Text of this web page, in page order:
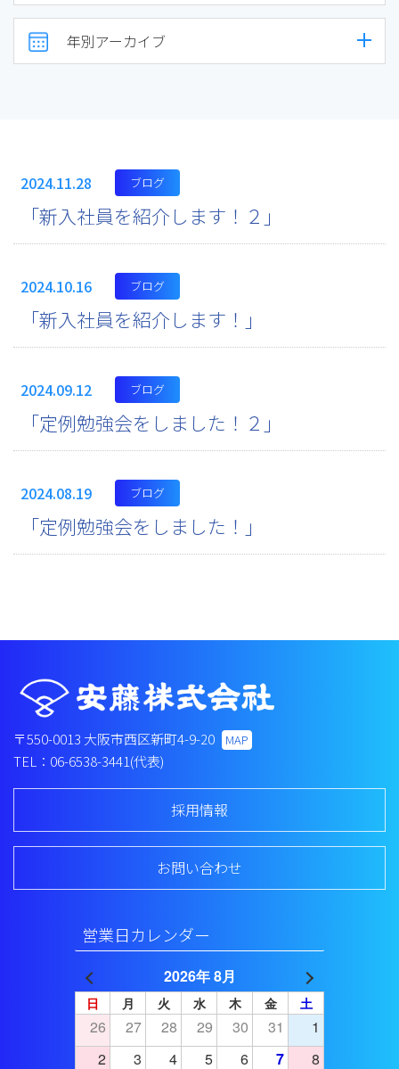
年別アーカイブ
2024.11.28 ブログ
「新入社員を紹介します！２」
2024.10.16 ブログ
「新入社員を紹介します！」
2024.09.12 ブログ
「定例勉強会をしました！２」
2024.08.19 ブログ
「定例勉強会をしました！」
〒550-0013 大阪市西区新町4-9-20 MAP
TEL：06-6538-3441(代表)
採用情報
お問い合わせ
営業日カレンダー
2026年 8月
日 月 火 水 木 金 土
26 27 28 29 30 31
1
2
3 4 5 6 7 8